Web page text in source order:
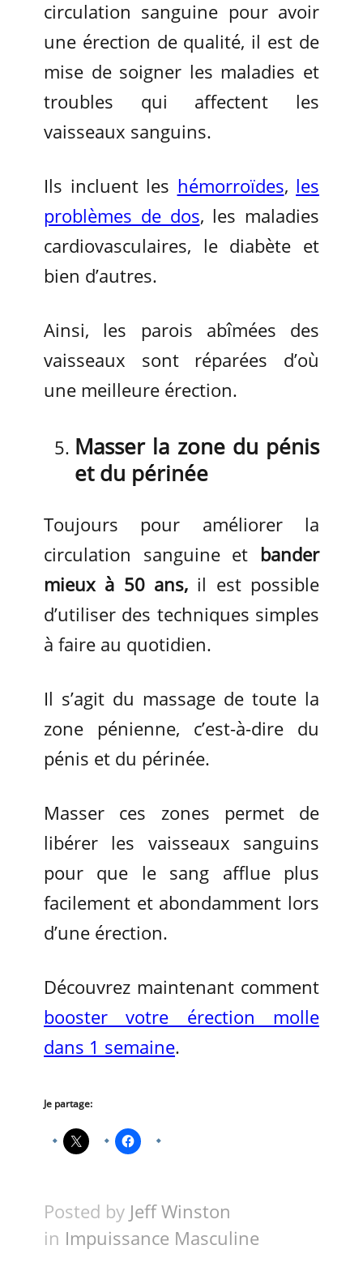
circulation sanguine pour avoir
une érection de qualité, il est de
mise de soigner les maladies et
troubles qui affectent les
vaisseaux sanguins.
Ils incluent les hémorroïdes, les
problèmes de dos, les maladies
cardiovasculaires, le diabète et
bien d’autres.
Ainsi, les parois abîmées des
vaisseaux sont réparées d’où
une meilleure érection.
Masser la zone du pénis
et du périnée
Toujours pour améliorer la
circulation sanguine et bander
mieux à 50 ans, il est possible
d’utiliser des techniques simples
à faire au quotidien.
Il s’agit du massage de toute la
zone pénienne, c’est-à-dire du
pénis et du périnée.
Masser ces zones permet de
libérer les vaisseaux sanguins
pour que le sang afflue plus
facilement et abondamment lors
d’une érection.
Découvrez maintenant comment
booster votre érection molle
dans 1 semaine.
Je partage:
Posted by Jeff Winston
in Impuissance Masculine